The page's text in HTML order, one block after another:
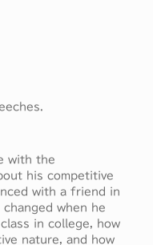
with the
his competitive
with a friend in
when he
in college, how
nature, and how